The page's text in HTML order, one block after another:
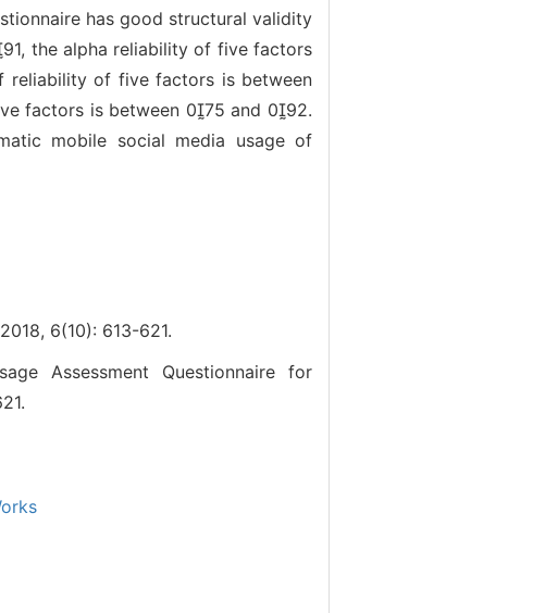
has good structural validity
the alpha reliability of five factors
reliability of five factors is between
factors is between 075 and 092.
mobile social media usage of
6(10): 613-621.
Assessment Questionnaire for